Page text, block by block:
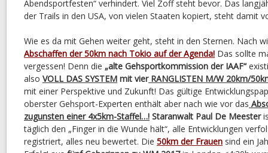
Abendsportfesten“ verhindert. Viel Zoff steht bevor. Das
der Trails in den USA, von vielen Staaten kopiert, steht damit
Wie es da mit Gehen weiter geht, steht in den Sternen. Nach
Abschaffen der 50km nach Tokio auf der Agenda! Das sollte
vergessen! Denn die „alte Gehsportkommission der IAAF“
also VOLL DAS SYSTEM mit vierRANGLISTEN M/W 20km/
mit einer Perspektive und Zukunft! Das gültige
oberster Gehsport-Experten enthält aber nach wie vor das
zugunsten einer 4x5km-Staffel…! Staranwalt Paul De Meester
täglich den „Finger in die Wunde hält“, alle Entwicklungen
registriert, alles neu bewertet. Die 50km der Frauen sind ein